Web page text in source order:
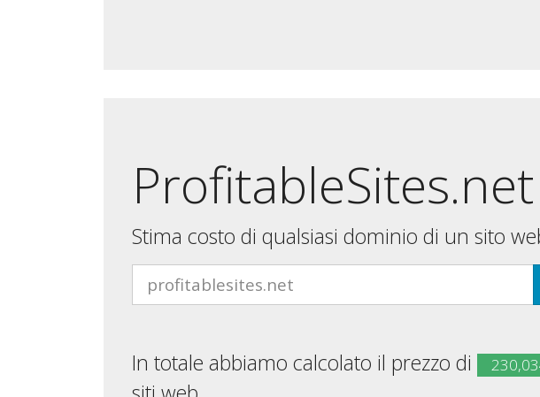
ProfitableSites.net
Stima costo di qualsiasi dominio di un sito
In totale abbiamo calcolato il prezzo di